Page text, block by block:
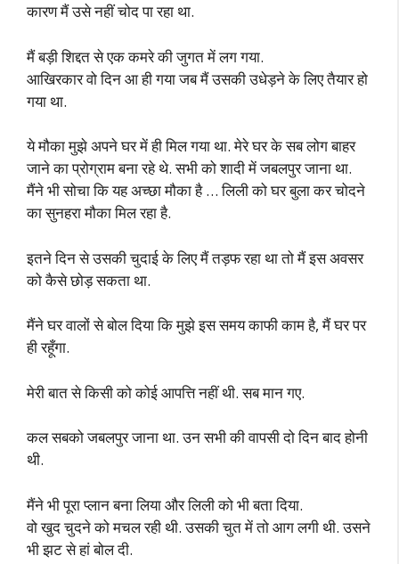
कारण मैं उसे नहीं चोद पा रहा था.
मैं बड़ी शिद्दत से एक कमरे की जुगत में लग गया.
आखिरकार वो दिन आ ही गया जब मैं उसकी उधेड़ने के लिए तैयार हो
गया था.
ये मौका मुझे अपने घर में ही मिल गया था. मेरे घर के सब लोग बाहर
जाने का प्रोग्राम बना रहे थे. सभी को शादी में जबलपुर जाना था.
मैंने भी सोचा कि यह अच्छा मौका है … लिली को घर बुला कर चोदने
का सुनहरा मौका मिल रहा है.
इतने दिन से उसकी चुदाई के लिए मैं तड़फ रहा था तो मैं इस अवसर
को कैसे छोड़ सकता था.
मैंने घर वालों से बोल दिया कि मुझे इस समय काफी काम है, मैं घर पर
ही रहूँगा.
मेरी बात से किसी को कोई आपत्ति नहीं थी. सब मान गए.
कल सबको जबलपुर जाना था. उन सभी की वापसी दो दिन बाद होनी
थी.
मैंने भी पूरा प्लान बना लिया और लिली को भी बता दिया.
वो खुद चुदने को मचल रही थी. उसकी चुत में तो आग लगी थी. उसने
भी झट से हां बोल दी.